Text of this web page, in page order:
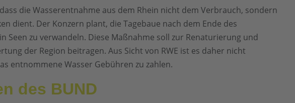
die Wasserentnahme aus dem Rhein nicht dem Verbrauch, sondern
dient. Der Konzern plant, die Tagebaue nach dem Ende des
Seen zu verwandeln. Diese Maßnahme soll zur Renaturierung und
der Region beitragen. Aus Sicht von RWE ist es daher nicht
entnommene Wasser Gebühren zu zahlen.
des BUND